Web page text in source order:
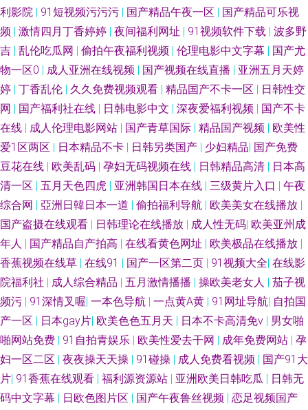
在线 大香蕉亚洲 久久六热视频 日韩综合在线精品 91com在线 操逼色播 久久
一区丝袜制服 午夜青青草在线 91狼友紧急 www射射射 久久精品AV电影 91
福利姬高清无码 AV成人伊人 精品国产自 日韩黄页网站 91九九主播 国产区品
二区视频 青草视频区 91传媒成人 91中文资源在线 九1秘片免费看 日韩最新
大香蕉999热视频 久久社区 探花免费观看 91精选视频一区二区 福利视频三
分钟 日韩综合社区在线观看 91巨炮免费福利 国产123 欧美专区手机在线 伊
人焦久伦理在线 91视频网站免费观看 国产11页 欧美不卡的 亚洲av网站不卡
在线 91字幕网 久草亞洲熱 少妇网站91 91大神天堂男人 AV无码波多野 久久
这里只有精品99 五月天婷婷小说网站 91老司机精品视频 精品少妇导航 五月
天色图 91啦中文在线观看 成人精品国产精品 色老大网站在线观看 91工厂 白
丝滋味在线 久久AⅤ 天天干天天亲天天干 91网址在线看视频 伊人色香蕉 91
利影院 | 91短视频污污污 | 国产精品午夜一区 | 国产精品可乐视
频 | 激情四月丁香婷婷 | 夜间福利网址 | 91视频软件下载 | 波多野
吉 | 乱伦吃瓜网 | 偷拍午夜福利视频 | 伦理电影中文字幕 | 国产尤
物一区0 | 成人亚洲在线视频 | 国产视频在线直播 | 亚洲五月天婷
婷 | 丁香乱伦 | 久久免费视频观看 | 精品国产不卡一区 | 日韩性交
网 | 国产福利社在线 | 日韩电影中文 | 深夜爱福利视频 | 国产不卡
在线 | 成人伦理电影网站 | 国产青草国际 | 精品国产视频 | 欧美性
爱1区两区 | 日本精品不卡 | 日韩另类国产 | 少妇精品| 国产免费
豆花在线 | 欧美乱码 | 孕妇无码视频在线 | 日韩精品高清 | 日本高
清一区 | 五月天色四虎 | 亚洲韩国日本在线 | 三级黄片入口 | 午夜
综合网 | 亞洲日韓日本一道 | 偷拍福利导航 | 欧美美女在线播放 |
国产盗摄在线观看 | 日韩理论在线播放 | 成人性无码| 欧美亚州成
年人 | 国产精品自产拍高 | 在线看黄色网址 | 欧美极品在线播放 |
香蕉视频在线草 | 在线91 | 国产一区第二页 | 91视频大全| 在线影
院福利社 | 成人综合精品 | 五月激情播播 | 操欧美老女人 | 茄子视
频污 | 91深情叉喔| 一本色导航 | 一点黄A黄 | 91网址导航| 自拍国
产一区 | 日本gay片| 欧美色色五月天 | 日本不卡高清免v | 男女啪
啪网站免费 | 91自拍青娱乐 | 欧美性爱去干网 | 成年免费网站 | 孕
妇一区二区 | 夜夜操天天操 | 91碰操 | 成人免费看视频 | 国产91大
片| 91香蕉在线观看 | 福利源资源站 | 亚洲欧美日韩吃瓜 | 日韩无
码中文字幕 | 日欧色图片区 | 国产午夜鲁丝视频 | 恋足视频国产